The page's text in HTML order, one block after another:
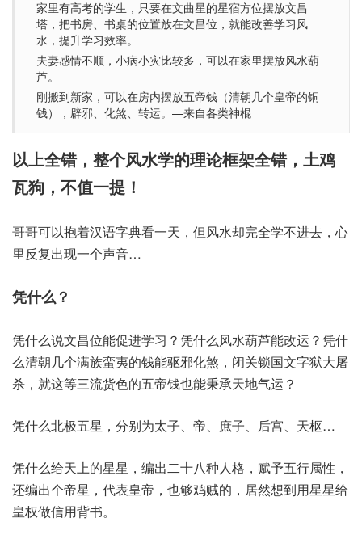
家里有高考的学生，只要在文曲星的星宿方位摆放文昌
塔，把书房、书桌的位置放在文昌位，就能改善学习风
水，提升学习效率。
夫妻感情不顺，小病小灾比较多，可以在家里摆放风水葫
芦。
刚搬到新家，可以在房内摆放五帝钱（清朝几个皇帝的铜
钱），辟邪、化煞、转运。—来自各类神棍
以上全错，整个风水学的理论框架全错，土鸡
瓦狗，不值一提！
哥哥可以抱着汉语字典看一天，但风水却完全学不进去，心
里反复出现一个声音…
凭什么？
凭什么说文昌位能促进学习？凭什么风水葫芦能改运？凭什
么清朝几个满族蛮夷的钱能驱邪化煞，闭关锁国文字狱大屠
杀，就这等三流货色的五帝钱也能秉承天地气运？
凭什么北极五星，分别为太子、帝、庶子、后宫、天枢…
凭什么给天上的星星，编出二十八种人格，赋予五行属性，
还编出个帝星，代表皇帝，也够鸡贼的，居然想到用星星给
皇权做信用背书。